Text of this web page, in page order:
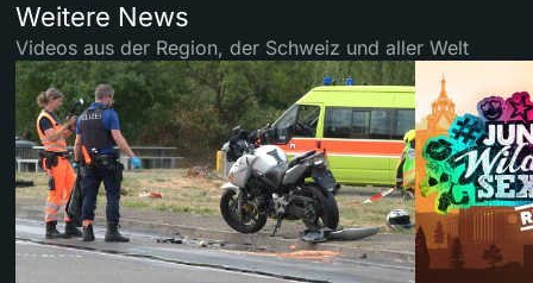
Weitere News
Videos aus der Region, der Schweiz und aller Welt